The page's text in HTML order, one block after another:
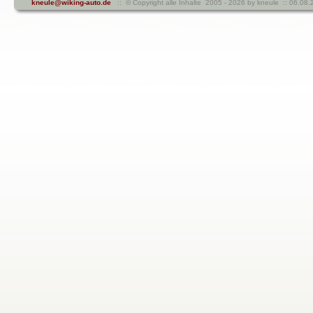
kneule@wiking-auto.de :: © Copyright alle Inhalte 2005 - 2026 by kneule ::